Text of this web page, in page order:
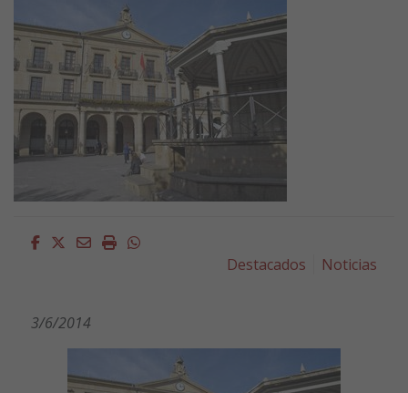
Facebook
Twitter
EmailImprimirWhatsapp
Destacados
Noticias
3/6/2014